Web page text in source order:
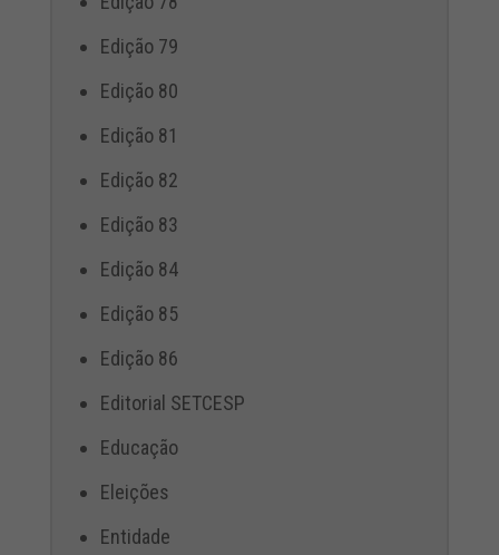
Edição 79
Edição 80
Edição 81
Edição 82
Edição 83
Edição 84
Edição 85
Edição 86
Editorial SETCESP
Educação
Eleições
Entidade